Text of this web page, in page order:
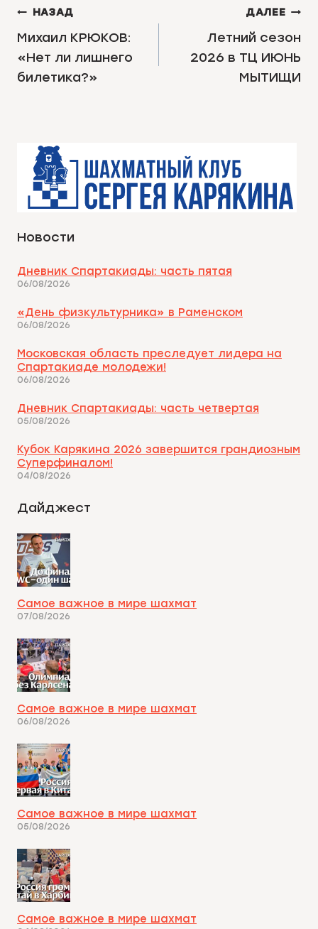
НАВИГАЦИЯ
ПО
ЗАПИСЯМ
НАЗАД
Михаил КРЮКОВ:
«Нет ли лишнего
билетика?»
ДАЛЕЕ
Летний сезон
2026 в ТЦ ИЮНЬ
МЫТИЩИ
Новости
Дневник Спартакиады: часть пятая
06/08/2026
«День физкультурника» в Раменском
06/08/2026
Московская область преследует лидера на
Спартакиаде молодежи!
06/08/2026
Дневник Спартакиады: часть четвертая
05/08/2026
Кубок Карякина 2026 завершится грандиозным
Суперфиналом!
04/08/2026
Дайджест
Самое важное в мире шахмат
07/08/2026
Самое важное в мире шахмат
06/08/2026
Самое важное в мире шахмат
05/08/2026
Самое важное в мире шахмат